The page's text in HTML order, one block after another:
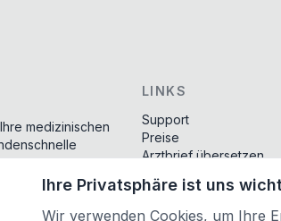
medizinischen
Sie
- All rights reserved
LINKS
Support
Preise
Arztbrief übersetzen
Ihre Vorteile
Was ist ein Befund
Ihre Privatsphäre ist uns
Wir verwenden Cookies, um Ihre